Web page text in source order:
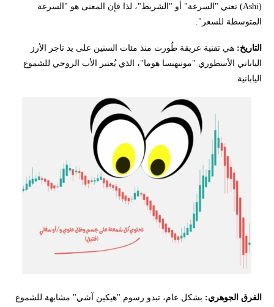
(Ashi) تعني "السرعة" أو "الشريط"، لذا فإن المعنى هو "السرعة
المتوسطة للسعر".
التاريخ: هي تقنية عريقة طُورت منذ مئات السنين على يد تاجر الأرز
الياباني الأسطوري "مونيهيسا هوما"، الذي يُعتبر الأب الروحي للشموع
اليابانية.
الفرق الجوهري: بشكل عام، تبدو رسوم "هيكين آشي" مشابهة للشموع